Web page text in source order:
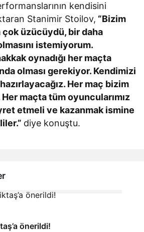
kendisini
Stanimir Stoilov, “Bizim
üzücüydü, bir daha
istemiyorum.
oynadığı her maçta
olması gerekiyor. Kendimizi
Her maç bizim
maçta tüm oyuncularımız
etmeli ve kazanmak ismine
diye konuştu.
önerildi!